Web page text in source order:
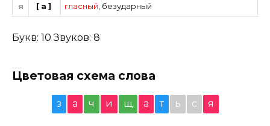
я [а] гласный безударный
Букв: 10 Звуков: 8
Цветовая схема слова
з а ч и щ а т ь с я